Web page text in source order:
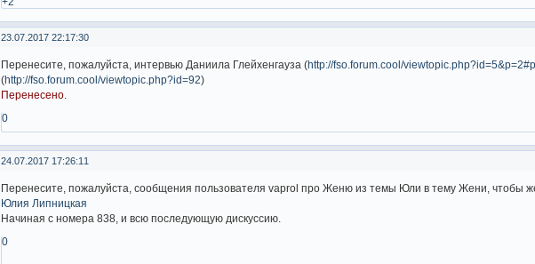
23.07.2017 22:17:30
Перенесите, пожалуйста, интервью Даниила Глейхенгауза (http://fso.forum.cool/
(http://fso.forum.cool/viewtopic.php?id=92)
Перенесено.
0
24.07.2017 17:26:11
Перенесите, пожалуйста, сообщения пользователя vaprol про Женю из темы Юли в тему Жени, чтобы
Юлия Липницкая
Начиная с номера 838, и всю последующую дискуссию.
0